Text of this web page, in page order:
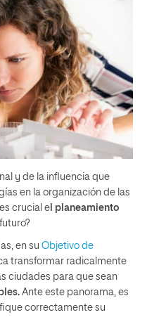
y de la influencia que
en la organización de las
crucial e l planeamiento
en su Objetivo de
transformar radicalmente
ciudades para que sean
Ante este panorama, es
correctamente su